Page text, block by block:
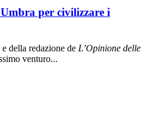
per civilizzare i
della redazione de L’Opinione delle
venturo...